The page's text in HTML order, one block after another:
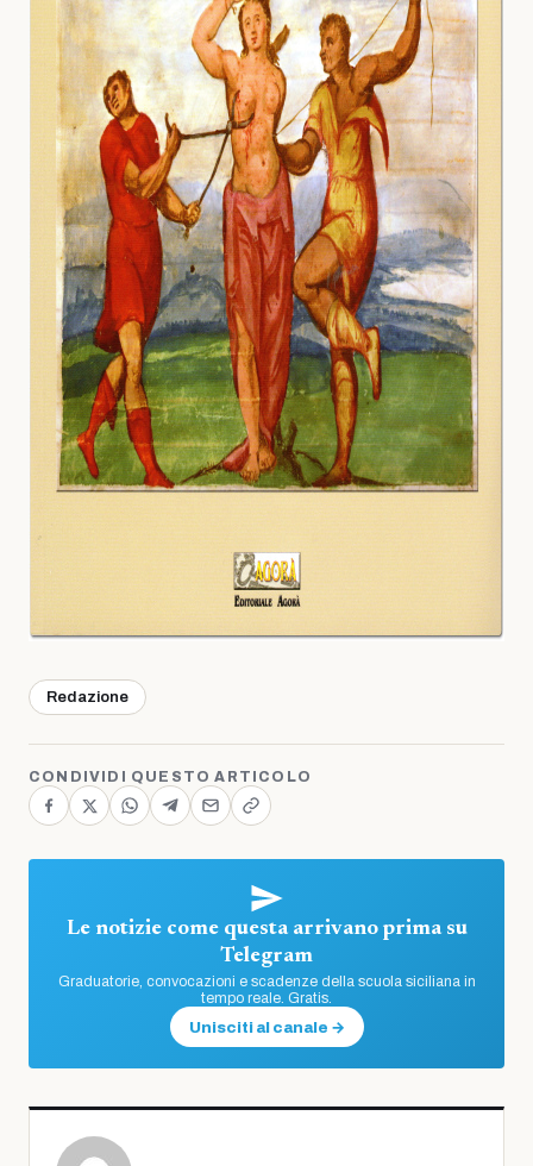
Redazione
CONDIVIDI QUESTO ARTICOLO
Le notizie come questa arrivano prima su
Telegram
Graduatorie, convocazioni e scadenze della scuola siciliana in
tempo reale. Gratis.
Unisciti al canale →